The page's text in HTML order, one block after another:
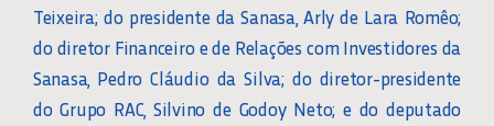
Teixeira; do presidente da Sanasa, Arly de Lara Romêo;
do diretor Financeiro e de Relações com Investidores da
Sanasa, Pedro Cláudio da Silva; do diretor-presidente
do Grupo RAC, Silvino de Godoy Neto; e do deputado